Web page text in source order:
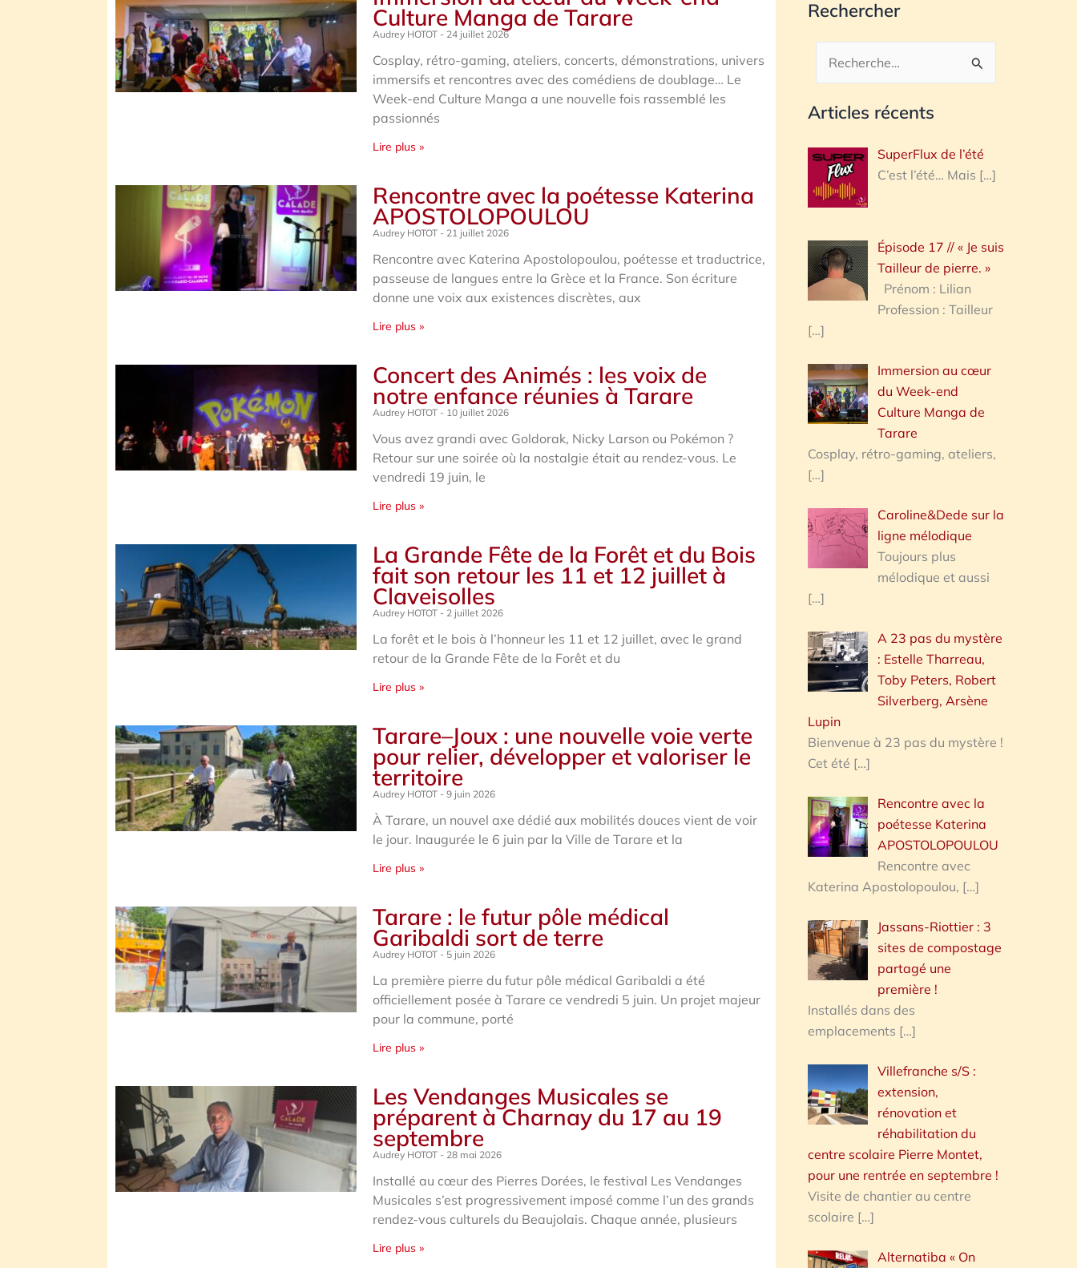
Culture Manga de Tarare
Audrey HOTOT 24 juillet 2026
Cosplay, rétro-gaming, ateliers, concerts, démonstrations, univers
immersifs et rencontres avec des comédiens de doublage… Le
Week-end Culture Manga a une nouvelle fois rassemblé les
passionnés
Lire plus »
Rencontre avec la poétesse Katerina
APOSTOLOPOULOU
Audrey HOTOT 21 juillet 2026
Rencontre avec Katerina Apostolopoulou, poétesse et traductrice,
passeuse de langues entre la Grèce et la France. Son écriture
donne une voix aux existences discrètes, aux
Lire plus »
Concert des Animés : les voix de
notre enfance réunies à Tarare
Audrey HOTOT 10 juillet 2026
Vous avez grandi avec Goldorak, Nicky Larson ou Pokémon ?
Retour sur une soirée où la nostalgie était au rendez-vous. Le
vendredi 19 juin, le
Lire plus »
La Grande Fête de la Forêt et du Bois
fait son retour les 11 et 12 juillet à
Claveisolles
Audrey HOTOT 2 juillet 2026
La forêt et le bois à l’honneur les 11 et 12 juillet, avec le grand
retour de la Grande Fête de la Forêt et du
Lire plus »
Tarare–Joux : une nouvelle voie verte
pour relier, développer et valoriser le
territoire
Audrey HOTOT 9 juin 2026
À Tarare, un nouvel axe dédié aux mobilités douces vient de voir
le jour. Inaugurée le 6 juin par la Ville de Tarare et la
Lire plus »
Tarare : le futur pôle médical
Garibaldi sort de terre
Audrey HOTOT 5 juin 2026
La première pierre du futur pôle médical Garibaldi a été
officiellement posée à Tarare ce vendredi 5 juin. Un projet majeur
pour la commune, porté
Lire plus »
Les Vendanges Musicales se
préparent à Charnay du 17 au 19
septembre
Audrey HOTOT 28 mai 2026
Installé au cœur des Pierres Dorées, le festival Les Vendanges
Musicales s’est progressivement imposé comme l’un des grands
rendez-vous culturels du Beaujolais. Chaque année, plusieurs
Lire plus »
Rechercher
Rechercher :
Articles récents
SuperFlux de l’été
C’est l’été… Mais […]
Épisode 17 // « Je suis
Tailleur de pierre. »
Prénom : Lilian
Profession : Tailleur
[…]
Immersion au cœur
du Week-end
Culture Manga de
Tarare
Cosplay, rétro-gaming, ateliers,
[…]
Caroline&Dede sur la
ligne mélodique
Toujours plus
mélodique et aussi
[…]
A 23 pas du mystère
: Estelle Tharreau,
Toby Peters, Robert
Silverberg, Arsène
Lupin
Bienvenue à 23 pas du mystère !
Cet été […]
Rencontre avec la
poétesse Katerina
APOSTOLOPOULOU
Rencontre avec
Katerina Apostolopoulou, […]
Jassans-Riottier : 3
sites de compostage
partagé une
première !
Installés dans des
emplacements […]
Villefranche s/S :
extension,
rénovation et
réhabilitation du
centre scolaire Pierre Montet,
pour une rentrée en septembre !
Visite de chantier au centre
scolaire […]
Alternatiba « On